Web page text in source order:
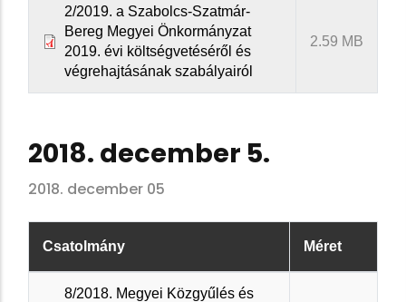
2/2019. a Szabolcs-Szatmár-
Bereg Megyei Önkormányzat
2019. évi költségvetéséről és
végrehajtásának szabályairól
2.59 MB
2018. december 5.
2018. december 05
Csatolmány Méret
8/2018. Megyei Közgyűlés és